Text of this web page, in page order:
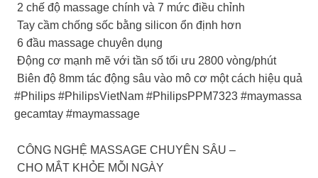
2 chế độ massage chính và 7 mức điều chỉnh
Tay cầm chống sốc bằng silicon ổn định hơn
6 đầu massage chuyên dụng
Động cơ mạnh mẽ với tần số tối ưu 2800 vòng/phút
Biên độ 8mm tác động sâu vào mô cơ một cách hiệu quả
#Philips #PhilipsVietNam #PhilipsPPM7323 #maymassa
gecamtay #maymassage
CÔNG NGHỆ MASSAGE CHUYÊN SÂU –
CHO MẮT KHỎE MỖI NGÀY